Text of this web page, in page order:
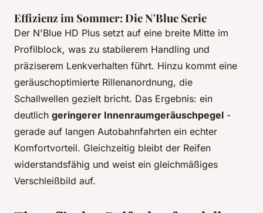
Effizienz im Sommer: Die N'Blue Serie
Der N'Blue HD Plus setzt auf eine breite Mitte im
Profilblock, was zu stabilerem Handling und
präziserem Lenkverhalten führt. Hinzu kommt eine
geräuschoptimierte Rillenanordnung, die
Schallwellen gezielt bricht. Das Ergebnis: ein
deutlich geringerer Innenraumgeräuschpegel -
gerade auf langen Autobahnfahrten ein echter
Komfortvorteil. Gleichzeitig bleibt der Reifen
widerstandsfähig und weist ein gleichmäßiges
Verschleißbild auf.